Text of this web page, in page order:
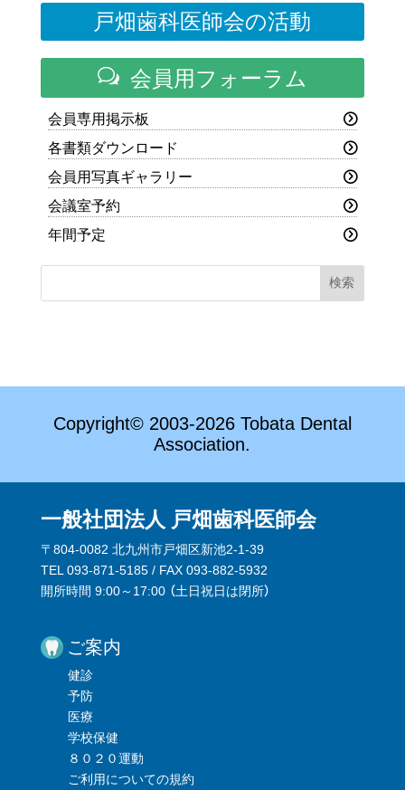
戸畑歯科医師会の活動
w 会員用フォーラム
会員専用掲示板
各書類ダウンロード
会員用写真ギャラリー
会議室予約
年間予定
Copyright© 2003-2026 Tobata Dental
Association.
一般社団法人 戸畑歯科医師会
〒804-0082 北九州市戸畑区新池2-1-39
TEL 093-871-5185 / FAX 093-882-5932
開所時間 9:00～17:00 （土日祝日は閉所）
ご案内
健診
予防
医療
学校保健
８０２０運動
ご利用についての規約